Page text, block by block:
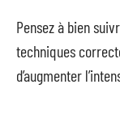
Pensez à bien
techniques
d’augmenter